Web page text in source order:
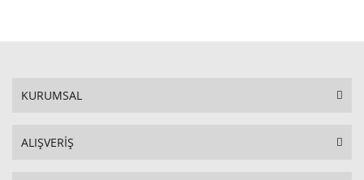
KURUMSAL
ALIŞVERİŞ